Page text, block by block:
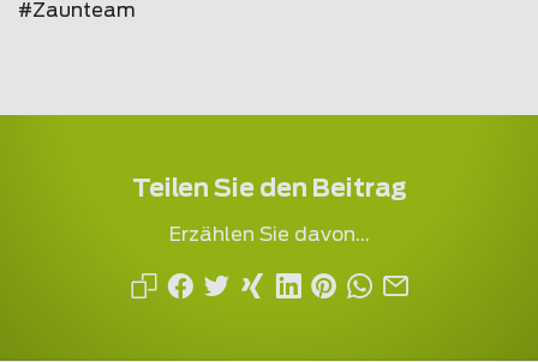
#Zaunteam
Teilen Sie den Beitrag
Erzählen Sie davon...